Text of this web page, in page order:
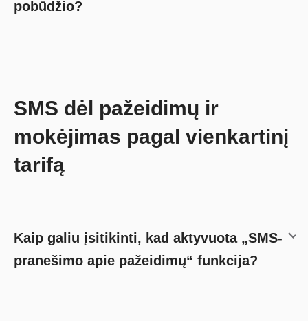
pobūdžio?
SMS dėl pažeidimų ir
mokėjimas pagal vienkartinį
tarifą
Kaip galiu įsitikinti, kad aktyvuota „SMS-
pranešimo apie pažeidimų“ funkcija?